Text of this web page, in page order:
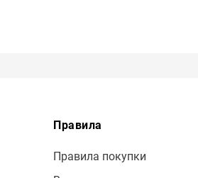
Правила
Правила покупки